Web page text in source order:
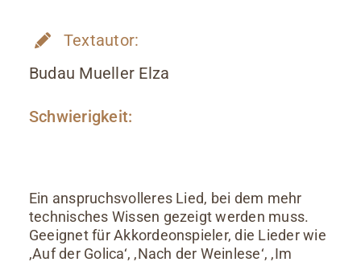
Textautor:
Budau Mueller Elza
Schwierigkeit:
Ein anspruchsvolleres Lied, bei dem mehr
technisches Wissen gezeigt werden muss.
Geeignet für Akkordeonspieler, die Lieder wie
‚Auf der Golica‘, ‚Nach der Weinlese‘, ‚Im